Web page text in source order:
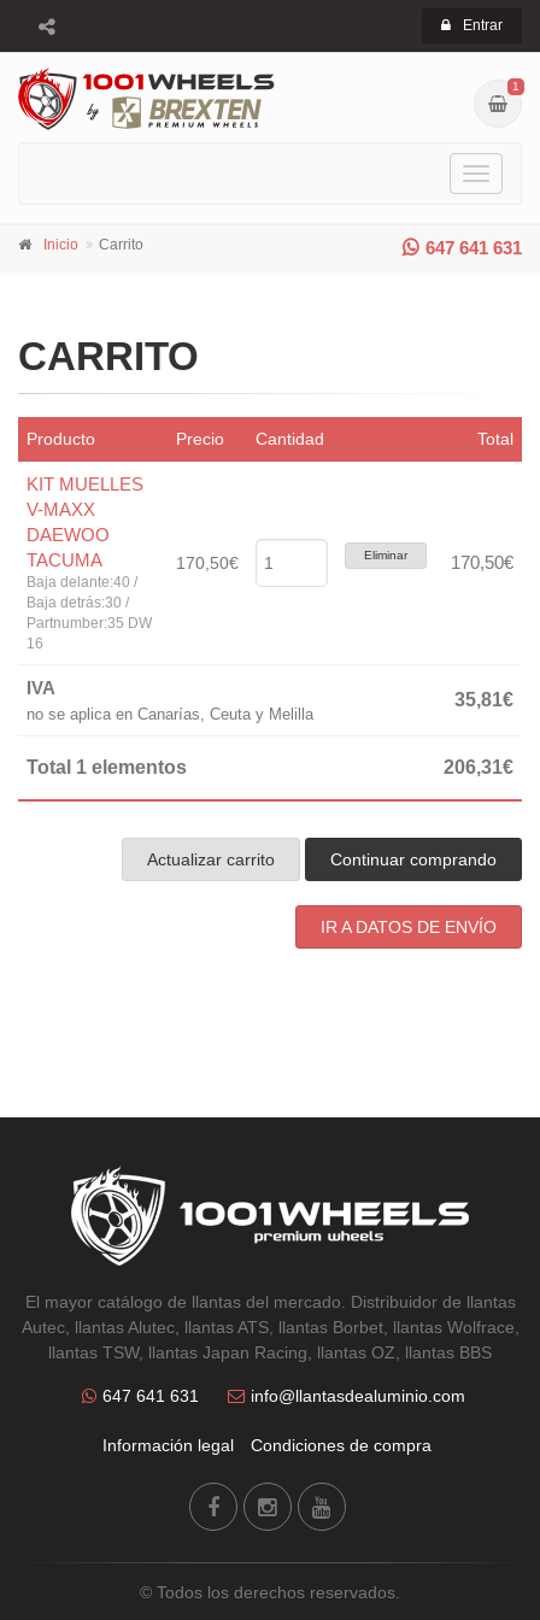
Entrar
1
Toggle
647 641 631
Inicio Carrito
CARRITO
Producto Precio Cantidad Total
KIT MUELLES
V-MAXX
DAEWOO
TACUMA
Baja delante:40 /
Baja detrás:30 /
Partnumber:35 DW
16
170,50€ Eliminar 170,50€
IVA
no se aplica en Canarías, Ceuta y Melilla
35,81€
Total 1 elementos 206,31€
Actualizar carrito Continuar comprando
IR A DATOS DE ENVÍO
El mayor catálogo de llantas del mercado. Distribuidor de llantas
Autec, llantas Alutec, llantas ATS, llantas Borbet, llantas Wolfrace,
llantas TSW, llantas Japan Racing, llantas OZ, llantas BBS
647 641 631 info@llantasdealuminio.com
Información legal Condiciones de compra
© Todos los derechos reservados.